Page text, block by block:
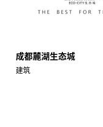
成都麓湖生态城
建筑